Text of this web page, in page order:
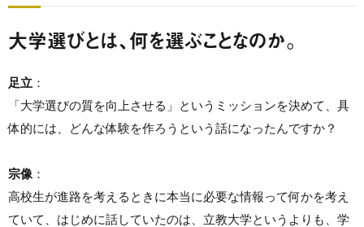
大学選びとは、何を選ぶことなのか。
足立 ：
「大学選びの質を向上させる」というミッションを決めて、具
体的には、どんな体験を作ろうという話になったんですか？
宗像 ：
高校生が進路を考えるときに本当に必要な情報って何かを考え
ていて、はじめに話していたのは、立教大学というよりも、学